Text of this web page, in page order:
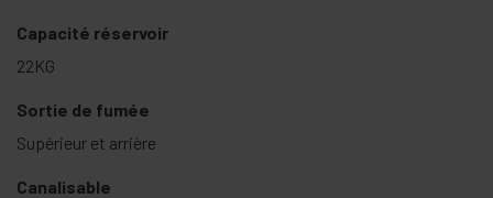
Capacité réservoir
22KG
Sortie de fumée
Supérieur et arrière
Canalisable